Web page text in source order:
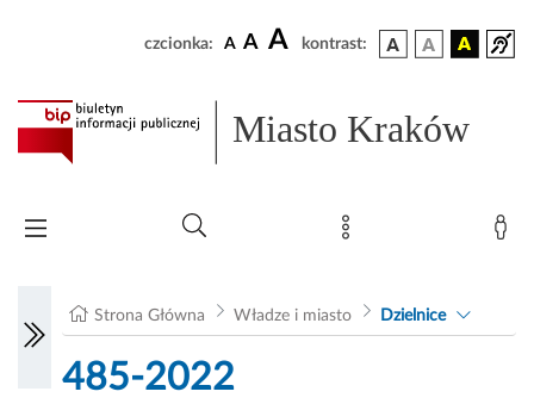
czcionka: A A A kontrast:
Miasto Kraków
Strona Główna Władze i miasto Dzielnice
485-2022